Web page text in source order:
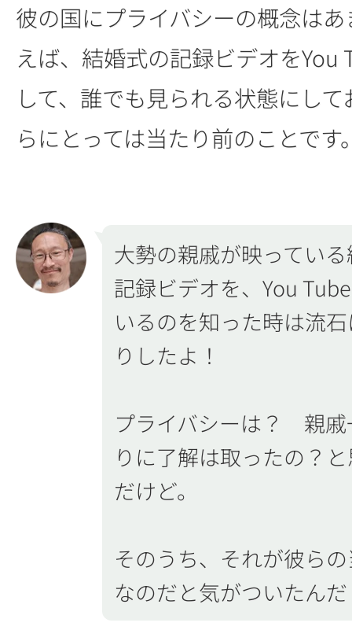
彼の国にプライバシーの概念は
えば、結婚式の記録ビデオをYou
して、誰でも見られる状態にし
らにとっては当たり前のことです
大勢の親戚が映ってい
記録ビデオを、You
いるのを知った時は流
りしたよ！
プライバシーは？ 親戚
りに了解は取ったの？
だけど。
そのうち、それが彼ら
なのだと気がついたんだ